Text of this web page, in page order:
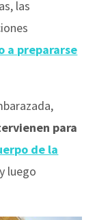
las
a prepararse
para
de la
luego